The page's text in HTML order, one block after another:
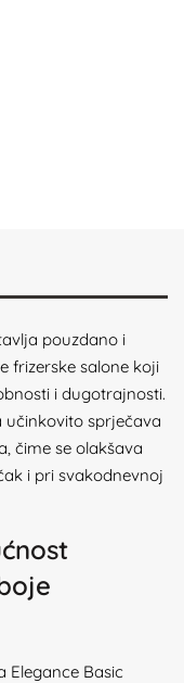
pouzdano i
frizerske salone koji
i dugotrajnosti.
učinkovito sprječava
čime se olakšava
i pri svakodnevnoj
Elegance Basic